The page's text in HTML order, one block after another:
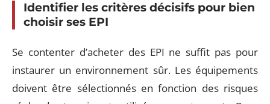
Identifier les critères décisifs pour bien
choisir ses EPI
Se contenter d’acheter des EPI ne suffit pas pour
instaurer un environnement sûr. Les équipements
doivent être sélectionnés en fonction des risques